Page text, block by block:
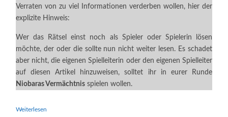
Verraten von zu viel Informationen verderben wollen, hier der
explizite Hinweis:
Wer das Rätsel einst noch als Spieler oder Spielerin lösen
möchte, der oder die sollte nun nicht weiter lesen. Es schadet
aber nicht, die eigenen Spielleiterin oder den eigenen Spielleiter
auf diesen Artikel hinzuweisen, solltet ihr in eurer Runde
Niobaras Vermächtnis spielen wollen.
Weiterlesen